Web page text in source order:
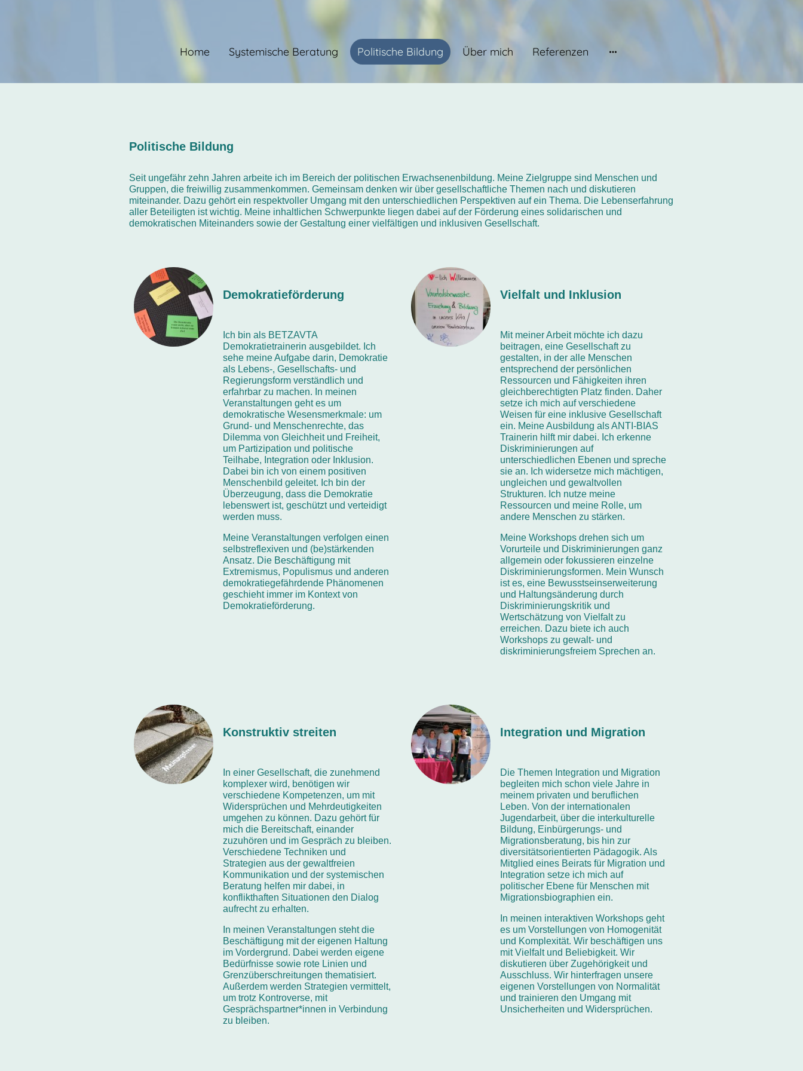
Home Systemische Beratung Politische Bildung Über mich Referenzen
Politische Bildung
Seit ungefähr zehn Jahren arbeite ich im Bereich der politischen Erwachsenenbildung. Meine Zielgruppe sind Menschen und
Gruppen, die freiwillig zusammenkommen. Gemeinsam denken wir über gesellschaftliche Themen nach und diskutieren
miteinander. Dazu gehört ein respektvoller Umgang mit den unterschiedlichen Perspektiven auf ein Thema. Die Lebenserfahrung
aller Beteiligten ist wichtig. Meine inhaltlichen Schwerpunkte liegen dabei auf der Förderung eines solidarischen und
demokratischen Miteinanders sowie der Gestaltung einer vielfältigen und inklusiven Gesellschaft.
Demokratieförderung
Ich bin als BETZAVTA
Demokratietrainerin ausgebildet. Ich
sehe meine Aufgabe darin, Demokratie
als Lebens-, Gesellschafts- und
Regierungsform verständlich und
erfahrbar zu machen. In meinen
Veranstaltungen geht es um
demokratische Wesensmerkmale: um
Grund- und Menschenrechte, das
Dilemma von Gleichheit und Freiheit,
um Partizipation und politische
Teilhabe, Integration oder Inklusion.
Dabei bin ich von einem positiven
Menschenbild geleitet. Ich bin der
Überzeugung, dass die Demokratie
lebenswert ist, geschützt und verteidigt
werden muss.
Meine Veranstaltungen verfolgen einen
selbstreflexiven und (be)stärkenden
Ansatz. Die Beschäftigung mit
Extremismus, Populismus und anderen
demokratiegefährdende Phänomenen
geschieht immer im Kontext von
Demokratieförderung.
Vielfalt und Inklusion
Mit meiner Arbeit möchte ich dazu
beitragen, eine Gesellschaft zu
gestalten, in der alle Menschen
entsprechend der persönlichen
Ressourcen und Fähigkeiten ihren
gleichberechtigten Platz finden. Daher
setze ich mich auf verschiedene
Weisen für eine inklusive Gesellschaft
ein. Meine Ausbildung als ANTI-BIAS
Trainerin hilft mir dabei. Ich erkenne
Diskriminierungen auf
unterschiedlichen Ebenen und spreche
sie an. Ich widersetze mich mächtigen,
ungleichen und gewaltvollen
Strukturen. Ich nutze meine
Ressourcen und meine Rolle, um
andere Menschen zu stärken.
Meine Workshops drehen sich um
Vorurteile und Diskriminierungen ganz
allgemein oder fokussieren einzelne
Diskriminierungsformen. Mein Wunsch
ist es, eine Bewusstseinserweiterung
und Haltungsänderung durch
Diskriminierungskritik und
Wertschätzung von Vielfalt zu
erreichen. Dazu biete ich auch
Workshops zu gewalt- und
diskriminierungsfreiem Sprechen an.
Konstruktiv streiten
In einer Gesellschaft, die zunehmend
komplexer wird, benötigen wir
verschiedene Kompetenzen, um mit
Widersprüchen und Mehrdeutigkeiten
umgehen zu können. Dazu gehört für
mich die Bereitschaft, einander
zuzuhören und im Gespräch zu bleiben.
Verschiedene Techniken und
Strategien aus der gewaltfreien
Kommunikation und der systemischen
Beratung helfen mir dabei, in
konflikthaften Situationen den Dialog
aufrecht zu erhalten.
In meinen Veranstaltungen steht die
Beschäftigung mit der eigenen Haltung
im Vordergrund. Dabei werden eigene
Bedürfnisse sowie rote Linien und
Grenzüberschreitungen thematisiert.
Außerdem werden Strategien vermittelt,
um trotz Kontroverse, mit
Gesprächspartner*innen in Verbindung
zu bleiben.
Integration und Migration
Die Themen Integration und Migration
begleiten mich schon viele Jahre in
meinem privaten und beruflichen
Leben. Von der internationalen
Jugendarbeit, über die interkulturelle
Bildung, Einbürgerungs- und
Migrationsberatung, bis hin zur
diversitätsorientierten Pädagogik. Als
Mitglied eines Beirats für Migration und
Integration setze ich mich auf
politischer Ebene für Menschen mit
Migrationsbiographien ein.
In meinen interaktiven Workshops geht
es um Vorstellungen von Homogenität
und Komplexität. Wir beschäftigen uns
mit Vielfalt und Beliebigkeit. Wir
diskutieren über Zugehörigkeit und
Ausschluss. Wir hinterfragen unsere
eigenen Vorstellungen von Normalität
und trainieren den Umgang mit
Unsicherheiten und Widersprüchen.